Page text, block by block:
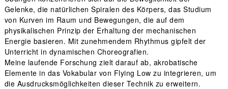
Gelenke, die natürlichen Spiralen des Körpers, das Studium
von Kurven im Raum und Bewegungen, die auf dem
physikalischen Prinzip der Erhaltung der mechanischen
Energie basieren. Mit zunehmendem Rhythmus gipfelt der
Unterricht in dynamischen Choreografien.
Meine laufende Forschung zielt darauf ab, akrobatische
Elemente in das Vokabular von Flying Low zu integrieren, um
die Ausdrucksmöglichkeiten dieser Technik zu erweitern.